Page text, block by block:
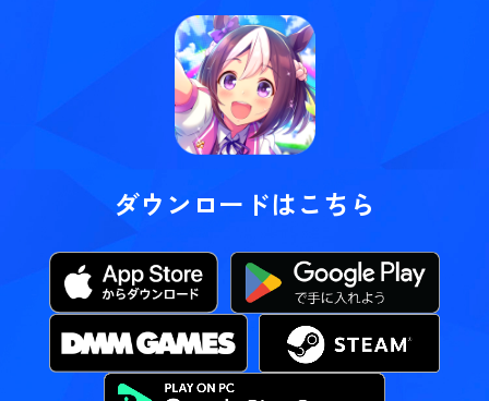
ダウンロードはこちら